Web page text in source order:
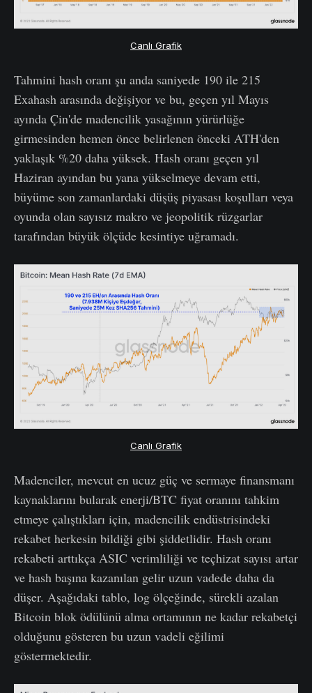
Canlı Grafik
Tahmini hash oranı şu anda saniyede 190 ile 215
Exahash arasında değişiyor ve bu, geçen yıl Mayıs
ayında Çin'de madencilik yasağının yürürlüğe
girmesinden hemen önce belirlenen önceki ATH'den
yaklaşık %20 daha yüksek. Hash oranı geçen yıl
Haziran ayından bu yana yükselmeye devam etti,
büyüme son zamanlardaki düşüş piyasası koşulları veya
oyunda olan sayısız makro ve jeopolitik rüzgarlar
tarafından büyük ölçüde kesintiye uğramadı.
Canlı Grafik
Madenciler, mevcut en ucuz güç ve sermaye finansmanı
kaynaklarını bularak enerji/BTC fiyat oranını tahkim
etmeye çalıştıkları için, madencilik endüstrisindeki
rekabet herkesin bildiği gibi şiddetlidir. Hash oranı
rekabeti arttıkça ASIC verimliliği ve teçhizat sayısı artar
ve hash başına kazanılan gelir uzun vadede daha da
düşer. Aşağıdaki tablo, log ölçeğinde, sürekli azalan
Bitcoin blok ödülünü alma ortamının ne kadar rekabetçi
olduğunu gösteren bu uzun vadeli eğilimi
göstermektedir.